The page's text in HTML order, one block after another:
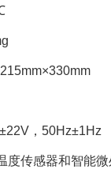
，50Hz±1Hz
度传感器和智能